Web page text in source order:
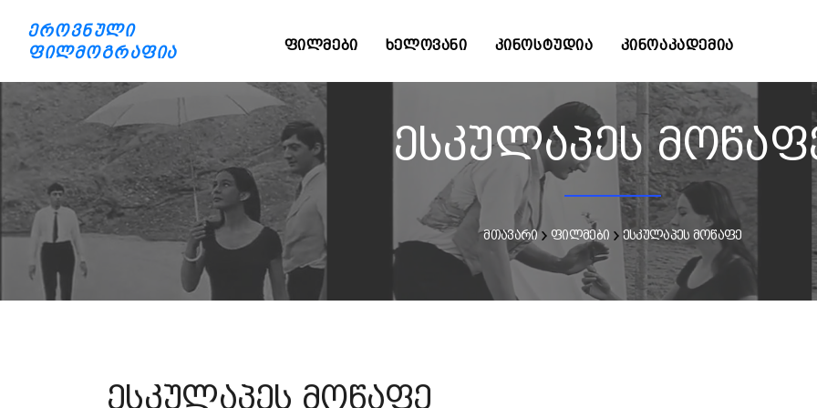
ეროვნული
ფილმოგრაფია
ᲤᲘᲚᲛᲔᲑᲘ ᲮᲔᲚᲝᲕᲐᲜᲘ ᲙᲘᲜᲝᲡᲢᲣᲓᲘᲐ ᲙᲘᲜᲝᲐᲙᲐᲓᲔᲛᲘᲐ
ესკულაპეს
მთავარი ფილმები ესკულაპეს მოწაფე
ესკულაპეს მოწაფე